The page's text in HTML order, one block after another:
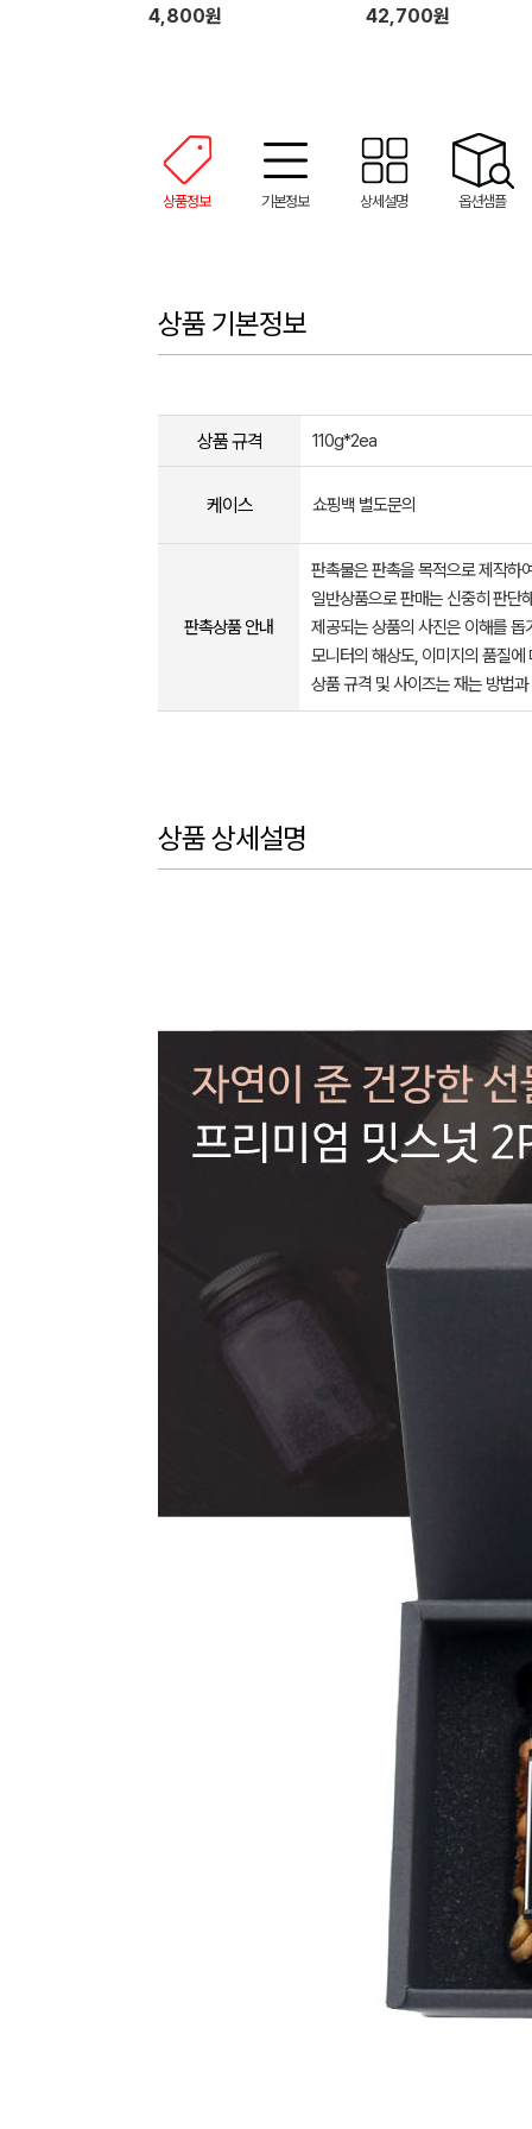
4,800원 42,700원
상품정보 기본정보 상세설명 옵션샘플
상품 기본정보
상품 규격 110g*2ea
케이스 쇼핑백 별도문의
판촉상품 안내
판촉물은 판촉을 목적으로 제작하
일반상품으로 판매는 신중히 판단
제공되는 상품의 사진은 이해를
모니터의 해상도, 이미지의 품질
상품 규격 및 사이즈는 재는 방법
상품 상세설명